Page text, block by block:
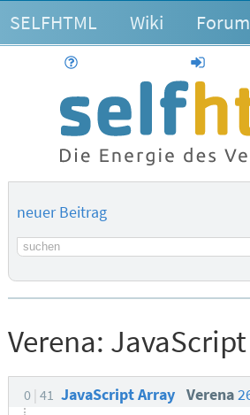
SELFHTML Wiki Forum
neuer Beitrag
Suchbegriff
Verena:
0 41 JavaScript Array Verena